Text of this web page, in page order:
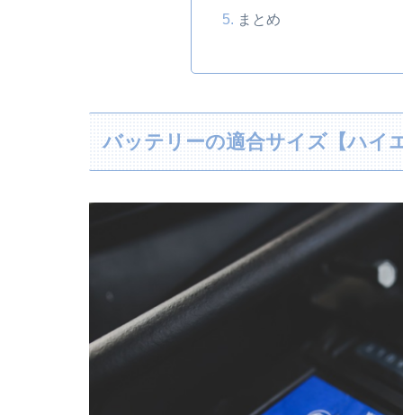
まとめ
バッテリーの適合サイズ【ハイ